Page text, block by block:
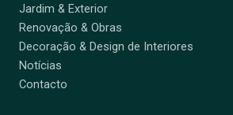
Jardim & Exterior
Renovação & Obras
Decoração & Design de Interiores
Notícias
Contacto